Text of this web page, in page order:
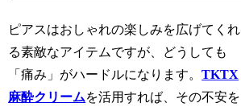
ピアスはおしゃれの楽しみを広げてくれ
る素敵なアイテムですが、どうしても
「痛み 」がハードルになります。TKTX
麻酔クリームを活用すれば、その不安を